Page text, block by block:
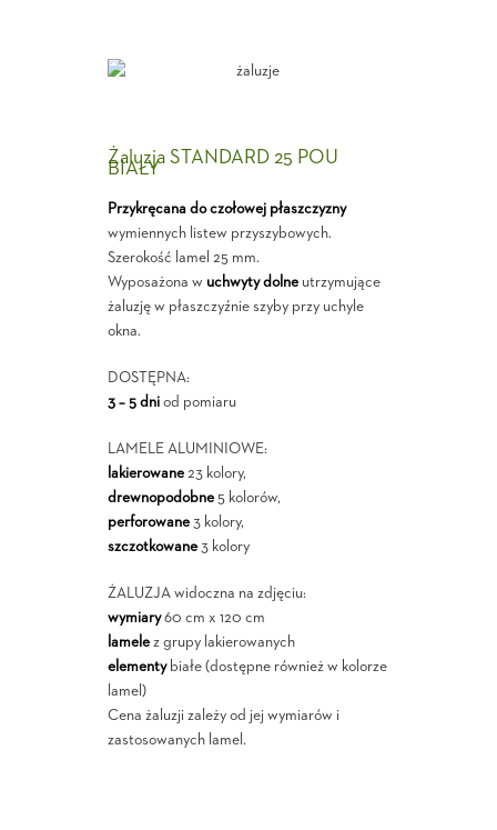
Żaluzja STANDARD 25 POU
BIAŁY
Przykręcana do czołowej płaszczyzny
wymiennych listew przyszybowych.
Szerokość lamel 25 mm.
Wyposażona w uchwyty dolneutrzymujące
żaluzję w płaszczyźnie szyby przy uchyle
okna.
DOSTĘPNA:
3 – 5 dniod pomiaru
LAMELE ALUMINIOWE:
lakierowane23 kolory,
drewnopodobne5 kolorów,
perforowane3 kolory,
szczotkowane3 kolory
ŻALUZJA widoczna na zdjęciu:
wymiary60 cm x 120 cm
lamelez grupy lakierowanych
elementybiałe (dostępne również w kolorze
lamel)
Cena żaluzji zależy od jej wymiarów i
zastosowanych lamel.